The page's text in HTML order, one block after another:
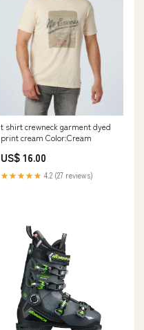
t shirt crewneck garment dyed
print cream Color:Cream
US$ 16.00
★★★★★ 4.2 (27 reviews)